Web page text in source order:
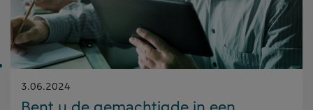
Gepubliceerd
op:
3.06.2024